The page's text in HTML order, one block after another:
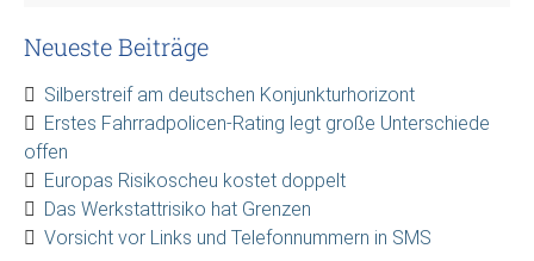
Neueste Beiträge
Silberstreif am deutschen Konjunkturhorizont
Erstes Fahrradpolicen-Rating legt große Unterschiede
offen
Europas Risikoscheu kostet doppelt
Das Werkstattrisiko hat Grenzen
Vorsicht vor Links und Telefonnummern in SMS